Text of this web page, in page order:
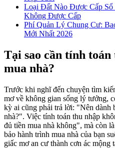
Loại Đất Nào Được Cấp
Không Được Cấp
Phí Quản Lý Chung Cư:
Mới Nhất 2026
Tại sao cần tính
mua nhà?
Trước khi nghĩ đến chuyện tìm
mơ về không gian sống lý tưởng,
kỳ ai cũng phải trả lời: "Nên dành
nhà?". Việc tính toán thu nhập
đủ tiền mua nhà không", mà còn
bảo hành trình mua nhà của bạn
giấc mơ an cư thành cơn ác mộng